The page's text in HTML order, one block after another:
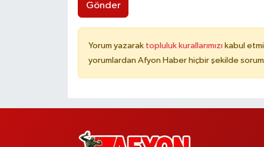
Gönder
Yorum yazarak topluluk kurallarımızı kabul
yorumlardan Afyon Haber hiçbir şekilde